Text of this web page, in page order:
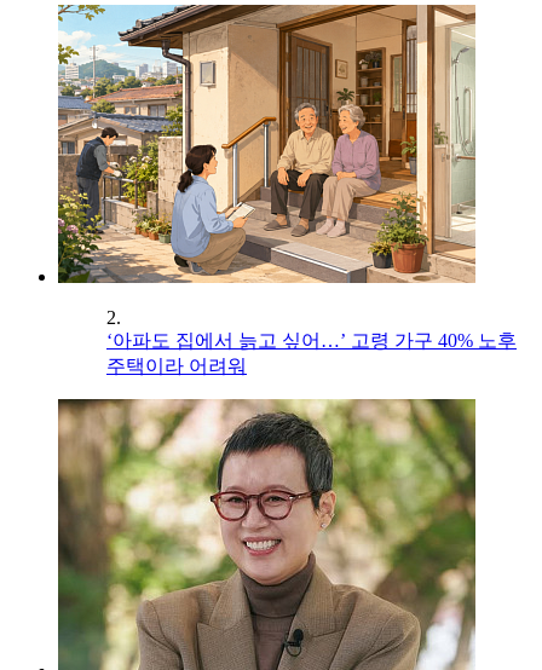
2.
‘아파도 집에서 늙고 싶어…’ 고령 가구 40% 노후
주택이라 어려워